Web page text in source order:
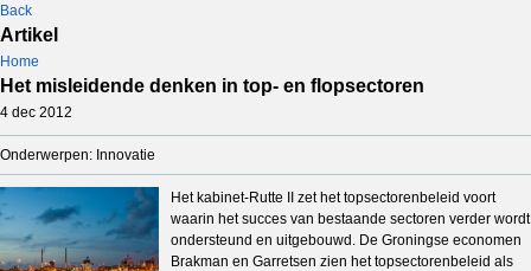
Back
Artikel
Home
Het misleidende denken in top- en flopsectoren
4 dec 2012
Onderwerpen: Innovatie
Het kabinet-Rutte II zet het topsectorenbeleid voort
waarin het succes van bestaande sectoren verder wordt
ondersteund en uitgebouwd. De Groningse economen
Brakman en Garretsen zien het topsectorenbeleid als